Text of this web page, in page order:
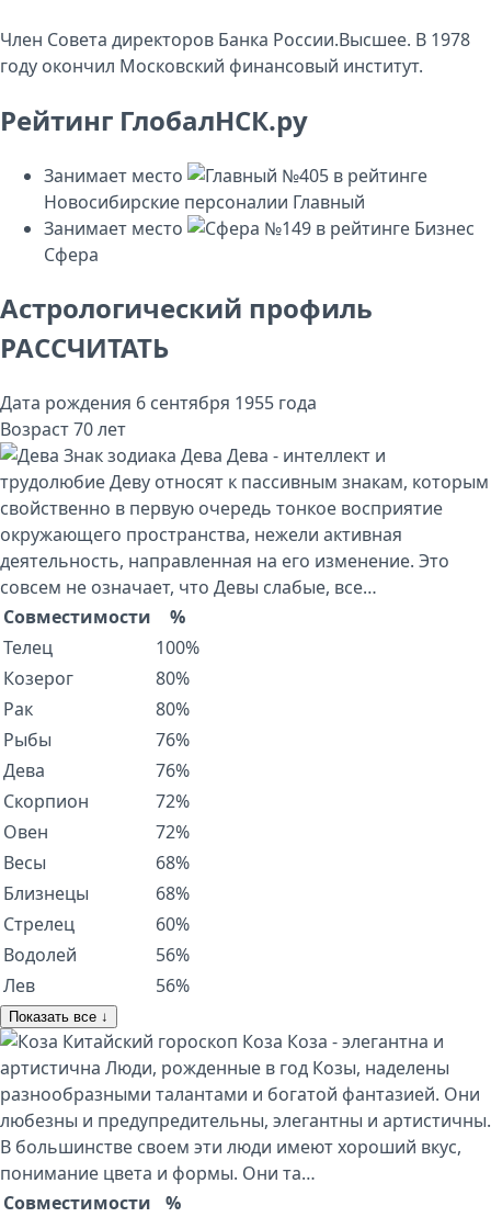
Член Совета директоров Банка России.Высшее. В 1978
году окончил Московский финансовый институт.
Рейтинг ГлобалНСК.ру
Занимает место №405 в рейтинге
Новосибирские персоналии Главный
Занимает место
№149 в рейтинге Бизнес
Сфера
Астрологический профиль
РАССЧИТАТЬ
Дата рождения 6 сентября 1955 года
Возраст70 лет
Знак зодиака Дева Дева - интеллект и
трудолюбие Деву относят к пассивным знакам, которым
свойственно в первую очередь тонкое восприятие
окружающего пространства, нежели активная
деятельность, направленная на его изменение. Это
совсем не означает, что Девы слабые, все…
Совместимости
%
Телец
100%
Козерог
80%
Рак
80%
Рыбы
76%
Дева
76%
Скорпион
72%
Овен
72%
Весы
68%
Близнецы
68%
Стрелец
60%
Водолей
56%
Лев
56%
Показать все ↓
Китайский гороскоп Коза Коза - элегантна и
артистична Люди, рожденные в год Козы, наделены
разнообразными талантами и богатой фантазией. Они
любезны и предупредительны, элегантны и артистичны.
В большинстве своем эти люди имеют хороший вкус,
понимание цвета и формы. Они та…
Совместимости
%